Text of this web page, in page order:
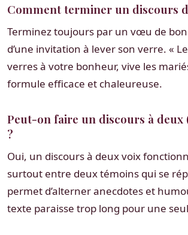
Comment terminer un discours
Terminez toujours par un vœu de
d’une invitation à lever son verre. «
verres à votre bonheur, vive les
formule efficace et chaleureuse.
Peut-on faire un discours à deux
?
Oui, un discours à deux voix
surtout entre deux témoins qui se
permet d’alterner anecdotes et
texte paraisse trop long pour une